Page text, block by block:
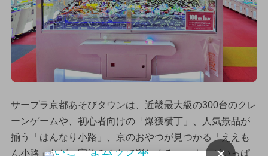
サープラ京都あそびタウンは、近畿最大級の300台のクレ
ーンゲームや、初心者向けの「爆獲横丁」、人気景品が
揃う「はんなり小路」、京のおやつが見つかる「ええも
ん小路」など、家族みんなで楽しめるコーナーがいっぱ